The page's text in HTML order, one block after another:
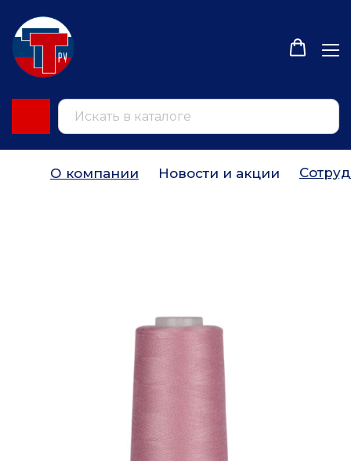
О компании Новости и акции